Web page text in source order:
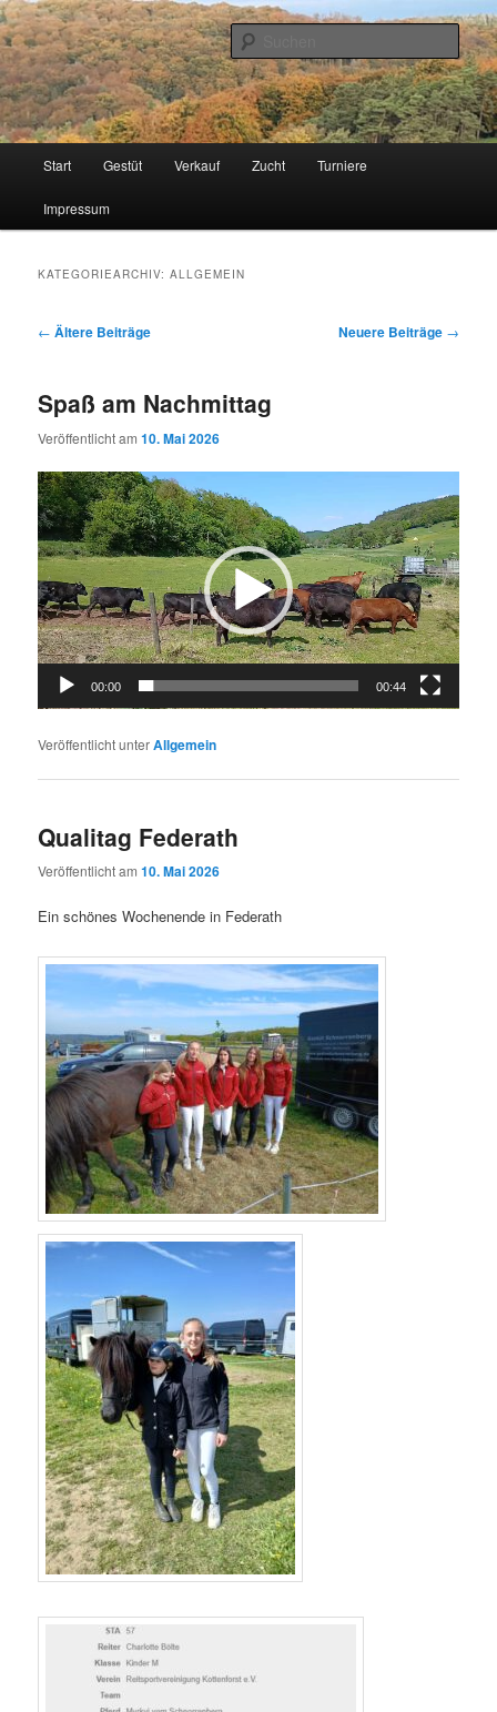
Zum
primären
Inhalt
springen
Zum
sekundären
Inhalt
springenGestüt Schnorrenberg
Islandpferde vom Schnorrenberg
Start Gestüt Verkauf Zucht Turniere
Impressum
KATEGORIEARCHIV:ALLGEMEIN
Beitragsnavigation
← Ältere Beiträge Neuere Beiträge →
Spaß am Nachmittag
Veröffentlicht am10. Mai 2026
Video-
Player
00:00 00:44
Veröffentlicht unterAllgemein
Qualitag Federath
Veröffentlicht am10. Mai 2026
Ein schönes Wochenende in Federath